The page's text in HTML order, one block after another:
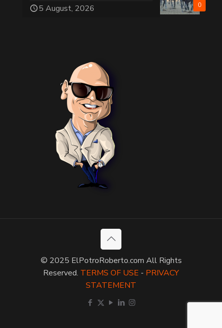
0
5 August, 2026
© 2025 ElPotroRoberto.com All Rights
Reserved. TERMS OF USE - PRIVACY
STATEMENT